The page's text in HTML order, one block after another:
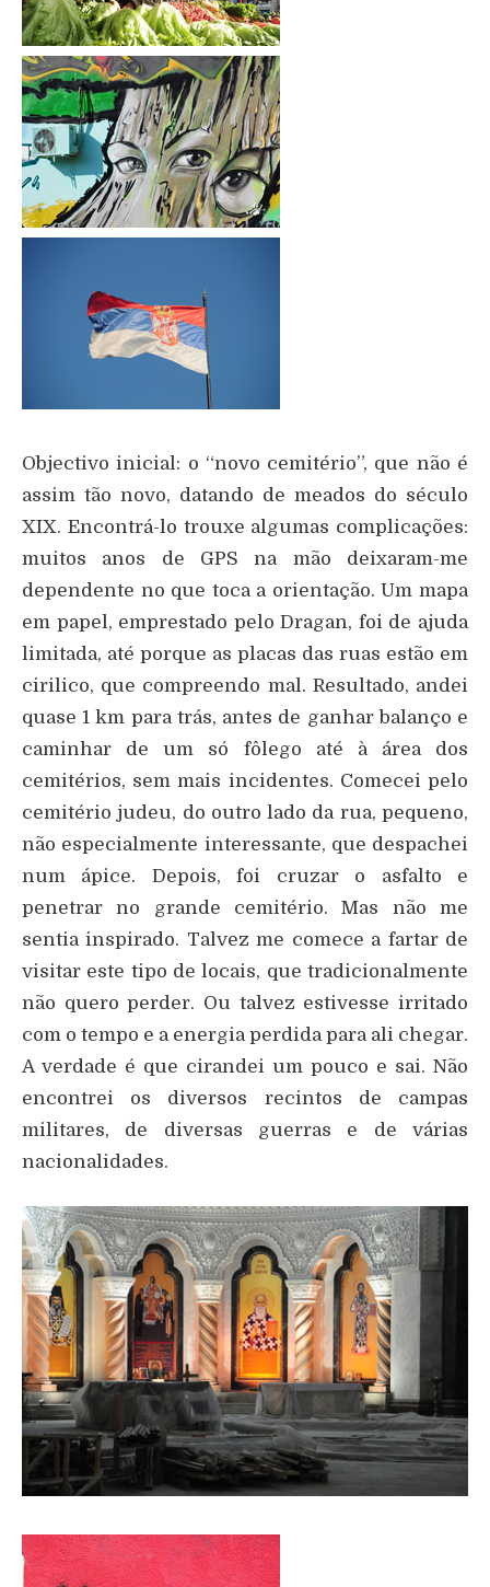
Objectivo inicial: o “novo cemitério”, que não é
assim tão novo, datando de meados do século
XIX. Encontrá-lo trouxe algumas complicações:
muitos anos de GPS na mão deixaram-me
dependente no que toca a orientação. Um mapa
em papel, emprestado pelo Dragan, foi de ajuda
limitada, até porque as placas das ruas estão em
cirilico, que compreendo mal. Resultado, andei
quase 1 km para trás, antes de ganhar balanço e
caminhar de um só fôlego até à área dos
cemitérios, sem mais incidentes. Comecei pelo
cemitério judeu, do outro lado da rua, pequeno,
não especialmente interessante, que despachei
num ápice. Depois, foi cruzar o asfalto e
penetrar no grande cemitério. Mas não me
sentia inspirado. Talvez me comece a fartar de
visitar este tipo de locais, que tradicionalmente
não quero perder. Ou talvez estivesse irritado
com o tempo e a energia perdida para ali chegar.
A verdade é que cirandei um pouco e sai. Não
encontrei os diversos recintos de campas
militares, de diversas guerras e de várias
nacionalidades.